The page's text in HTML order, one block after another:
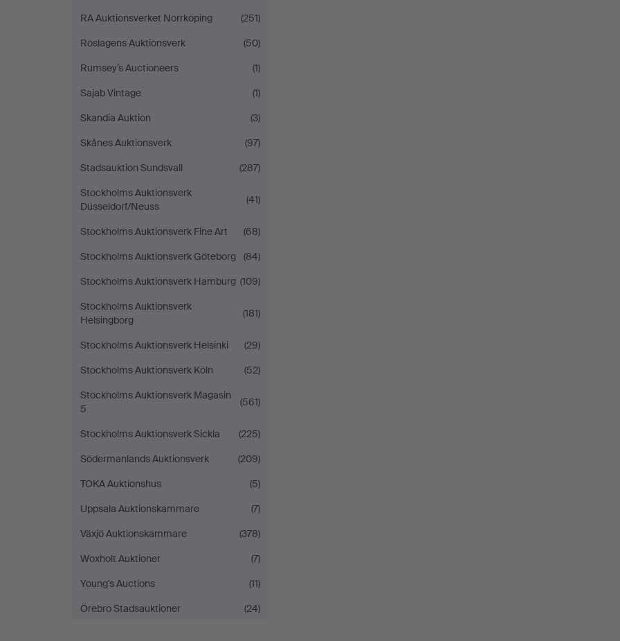
RA Auktionsverket Norrköping
(251)
Roslagens Auktionsverk
(50)
Rumsey’s Auctioneers
(1)
Sajab Vintage
(1)
Skandia Auktion
(3)
Skånes Auktionsverk
(97)
Stadsauktion Sundsvall
(287)
Stockholms Auktionsverk
Düsseldorf/Neuss
(41)
Stockholms Auktionsverk Fine Art
(68)
Stockholms Auktionsverk Göteborg
(84)
Stockholms Auktionsverk Hamburg (109)
Stockholms Auktionsverk
Helsingborg
(181)
Stockholms Auktionsverk Helsinki
(29)
Stockholms Auktionsverk Köln
(52)
Stockholms Auktionsverk Magasin
5
(561)
Stockholms Auktionsverk Sickla
(225)
Södermanlands Auktionsverk
(209)
TOKA Auktionshus
(5)
Uppsala Auktionskammare
(7)
Växjö Auktionskammare
(378)
Woxholt Auktioner
(7)
Young's Auctions
(11)
Örebro Stadsauktioner
(24)